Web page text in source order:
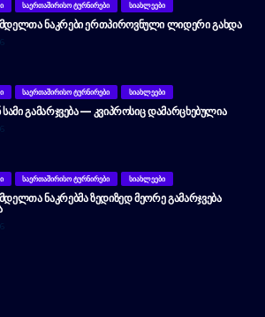
ᲡᲐᲔᲠᲗᲐᲨᲘᲠᲘᲡᲝ ᲢᲣᲠᲜᲘᲠᲔᲑᲘ ᲡᲘᲐᲮᲚᲔᲔᲑᲘ
ᲜᲐᲙᲠᲔᲑᲘ ᲔᲠᲗᲞᲘᲠᲝᲕᲜᲣᲚᲘ ᲚᲘᲓᲔᲠᲘ ᲒᲐᲮᲓᲐ
ᲡᲐᲔᲠᲗᲐᲨᲘᲠᲘᲡᲝ ᲢᲣᲠᲜᲘᲠᲔᲑᲘ ᲡᲘᲐᲮᲚᲔᲔᲑᲘ
ᲡᲐᲛᲘ ᲒᲐᲛᲐᲠᲯᲕᲔᲑᲐ — ᲙᲕᲘᲞᲠᲝᲡᲘᲪ ᲓᲐᲛᲐᲠᲪᲮᲔᲑᲣᲚᲘᲐ
ᲡᲐᲔᲠᲗᲐᲨᲘᲠᲘᲡᲝ ᲢᲣᲠᲜᲘᲠᲔᲑᲘ ᲡᲘᲐᲮᲚᲔᲔᲑᲘ
ᲜᲐᲙᲠᲔᲑᲛᲐ ᲖᲔᲓᲘᲖᲔᲓ ᲛᲔᲝᲠᲔ ᲒᲐᲛᲐᲠᲯᲕᲔᲑᲐ